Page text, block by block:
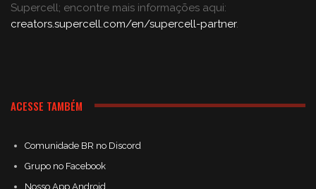
Supercell; encontre mais informações aqui:
creators.supercell.com/en/supercell-partner.
ACESSE TAMBÉM
Comunidade BR no Discord
Grupo no Facebook
Nosso App Android